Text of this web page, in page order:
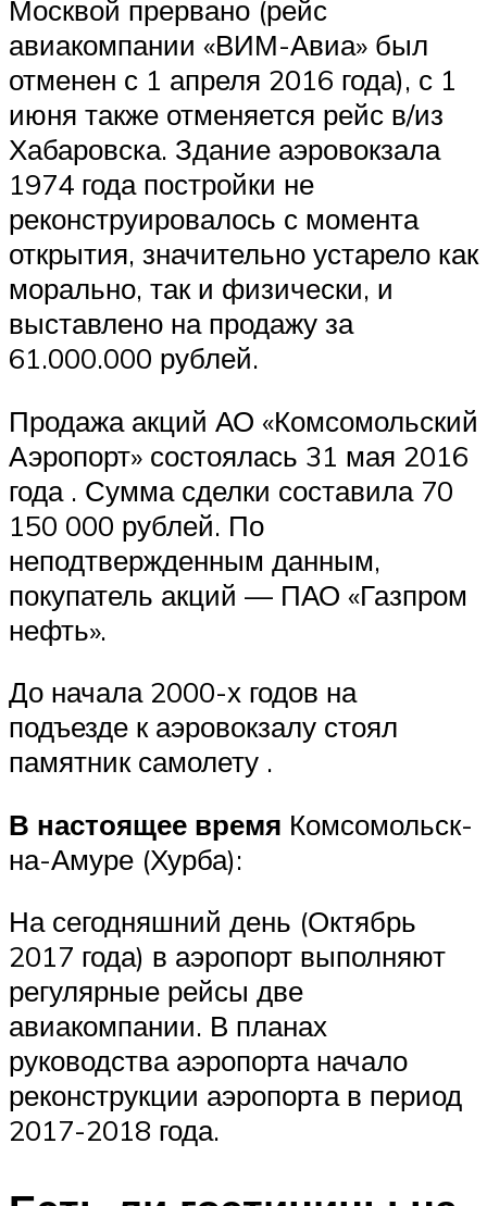
Москвой прервано (рейс
авиакомпании «ВИМ-Авиа» был
отменен с 1 апреля 2016 года), с 1
июня также отменяется рейс в/из
Хабаровска. Здание аэровокзала
1974 года постройки не
реконструировалось с момента
открытия, значительно устарело как
морально, так и физически, и
выставлено на продажу за
61.000.000 рублей.
Продажа акций АО «Комсомольский
Аэропорт» состоялась 31 мая 2016
года . Сумма сделки составила 70
150 000 рублей. По
неподтвержденным данным,
покупатель акций — ПАО «Газпром
нефть».
До начала 2000-х годов на
подъезде к аэровокзалу стоял
памятник самолету .
В настоящее время Комсомольск-
на-Амуре (Хурба):
На сегодняшний день (Октябрь
2017 года) в аэропорт выполняют
регулярные рейсы две
авиакомпании. В планах
руководства аэропорта начало
реконструкции аэропорта в период
2017-2018 года.